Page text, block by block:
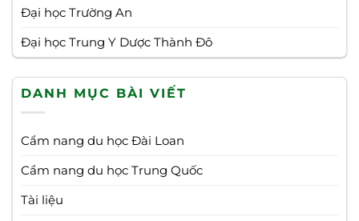
Đại học Trường An
Đại học Trung Y Dược Thành Đô
DANH MỤC BÀI VIẾT
Cẩm nang du học Đài Loan
Cẩm nang du học Trung Quốc
Tài liệu